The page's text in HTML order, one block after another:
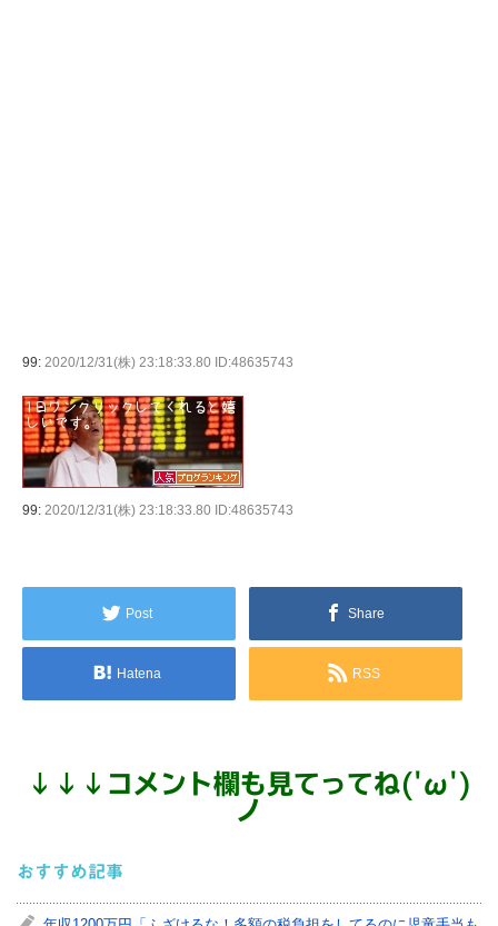
99: 2020/12/31(株) 23:18:33.80 ID:48635743
99: 2020/12/31(株) 23:18:33.80 ID:48635743
Post Share
Hatena RSS
↓ ↓ ↓ コメント欄も見てってね('ω')
ノ
おすすめ記事